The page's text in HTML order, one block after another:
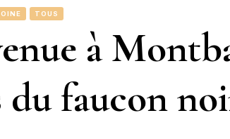
TOUS
à
du faucon